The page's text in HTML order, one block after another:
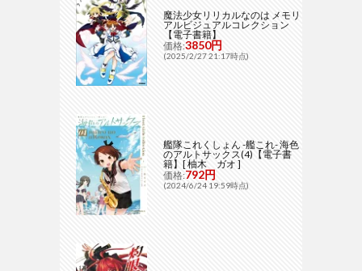
魔法少女リリカルなのは メモリ
アルビジュアルコレクション
【電子書籍】
価格:3850円
(2025/2/27 21:17時点)
艦隊これくしょん -艦これ- 海色
のアルトサックス(4)【電子書
籍】[ 柚木 ガオ ]
価格:792円
(2024/6/24 19:59時点)